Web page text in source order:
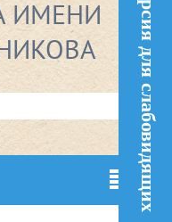
Версия для слабовидящих
ИМЕНИ